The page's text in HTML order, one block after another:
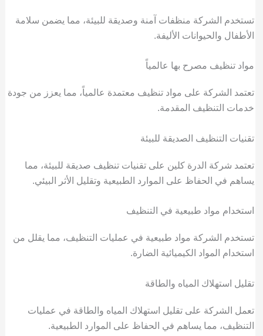
تستخدم الشركة منظفات آمنة وصديقة للبيئة، مما يضمن سلامة
الأطفال والحيوانات الأليفة.
مواد تنظيف مصرح بها عالمياً
تعتمد الشركة على مواد تنظيف معتمدة عالمياً، مما يعزز من جودة
خدمات التنظيف المقدمة.
تقنيات التنظيف الصديقة للبيئة
تعتمد شركة الدرة كلين على تقنيات تنظيف صديقة للبيئة، مما
يساهم في الحفاظ على الموارد الطبيعية وتقليل الأثر البيئي.
استخدام مواد طبيعية في التنظيف
تستخدم الشركة مواد طبيعية في عمليات التنظيف، مما يقلل من
استخدام المواد الكيميائية الضارة.
تقليل استهلاك المياه والطاقة
تعمل الشركة على تقليل استهلاك المياه والطاقة في عمليات
التنظيف، مما يساهم في الحفاظ على الموارد الطبيعية.